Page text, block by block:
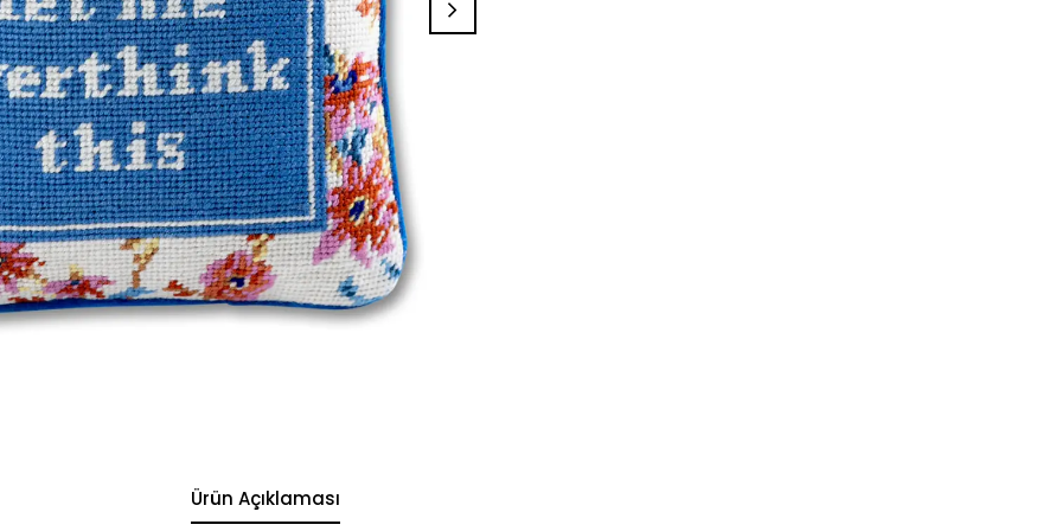
Ürün Açıklaması